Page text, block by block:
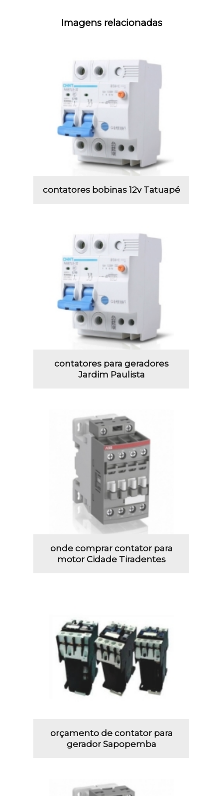
Imagens relacionadas
contatores bobinas 12v Tatuapé
contatores para geradores
Jardim Paulista
onde comprar contator para
motor Cidade Tiradentes
orçamento de contator para
gerador Sapopemba